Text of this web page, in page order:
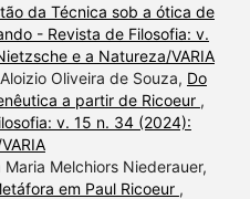
da Técnica sob a ótica de
- Revista de Filosofia: v.
e a Natureza/VARIA
Oliveira de Souza, Do
a partir de Ricoeur ,
v. 15 n. 34 (2024):
Melchiors Niederauer,
em Paul Ricoeur ,